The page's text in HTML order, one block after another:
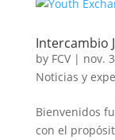
Intercambio
by FCV| nov.
Noticias y
Bienvenidos
con el